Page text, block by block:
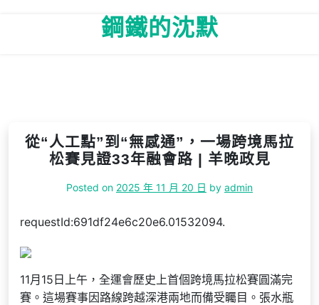
鋼鐵的沈默
從“人工點”到“無感通”，一場跨境馬拉
松賽見證33年融會路 | 羊晚政見
Posted on 2025 年 11 月 20 日 by admin
requestId:691df24e6c20e6.01532094.
11月15日上午，全運會歷史上首個跨境馬拉松賽圓滿完
賽。這場賽事因路線跨越深港兩地而備受矚目。張水瓶